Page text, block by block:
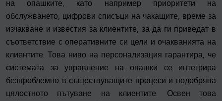
на опашките, като например приоритети на
обслужването, цифрови списъци на чакащите, време за
изчакване и известия за клиентите, за да ги приведат в
съответствие с оперативните си цели и очакванията на
клиентите. Това ниво на персонализация гарантира, че
системата за управление на опашки се интегрира
безпроблемно в съществуващите процеси и подобрява
цялостното пътуване на клиентите. Освен това